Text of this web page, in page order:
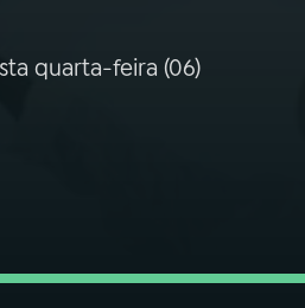
quarta-feira (06)